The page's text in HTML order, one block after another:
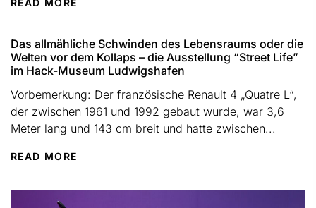
READ MORE
Das allmähliche Schwinden des Lebensraums oder die
Welten vor dem Kollaps – die Ausstellung “Street Life”
im Hack-Museum Ludwigshafen
Vorbemerkung: Der französische Renault 4 „Quatre L“,
der zwischen 1961 und 1992 gebaut wurde, war 3,6
Meter lang und 143 cm breit und hatte zwischen...
READ MORE